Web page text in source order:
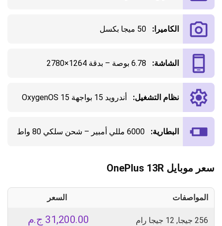
الكاميرا: 50 ميجا بكسل
الشاشة: 6.78 بوصة – بدقة 1264×2780
نظام التشغيل: أندرويد 15 بواجهة OxygenOS 15
البطارية: 6000 مللي أمبير – شحن سلكي 80 واط
سعر موبايل OnePlus 13R
المواصفات السعر
256 جيجا, 12 جيجا رام ج.م 31,200.00